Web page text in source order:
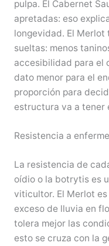
pulpa. El Cabernet
apretadas: eso
longevidad. El Merlot
sueltas: menos
accesibilidad para el
dato menor para el
proporción para
estructura va a tener
Resistencia a
La resistencia de
oídio o la botrytis es
viticultor. El Merlot
exceso de lluvia en
tolera mejor las
esto se cruza con la